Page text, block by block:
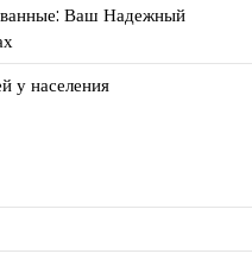
Ваш Надежный
у населения